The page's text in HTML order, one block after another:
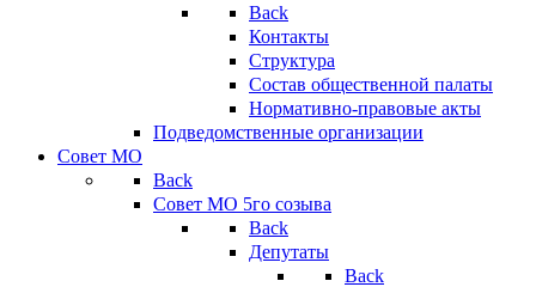
Back
Контакты
Структура
Состав общественной палаты
Нормативно-правовые акты
Подведомственные организации
Совет МО
Back
Совет МО 5го созыва
Back
Депутаты
Back